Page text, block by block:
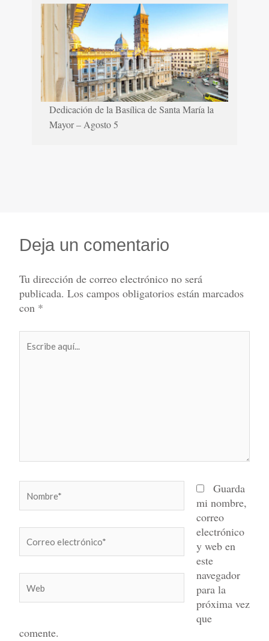
Dedicación de la Basílica de Santa María la
Mayor – Agosto 5
Deja un comentario
Tu dirección de correo electrónico no será
publicada. Los campos obligatorios están marcados
con *
aquí...
electrónico*
Guarda
mi nombre,
correo
electrónico
y web en
este
navegador
para la
próxima vez
que
comente.